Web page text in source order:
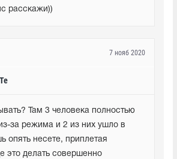
расскажи))
7 нояб 2020
Там 3 человека полностью
за режима и 2 из них ушло в
опять несете, приплетая
это делать совершенно